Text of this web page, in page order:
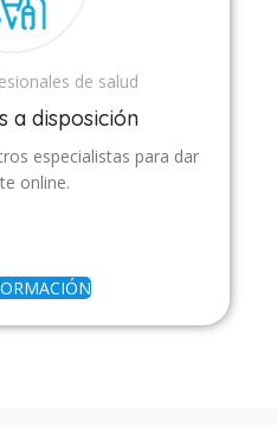
de salud
a disposición
especialistas para dar
online.